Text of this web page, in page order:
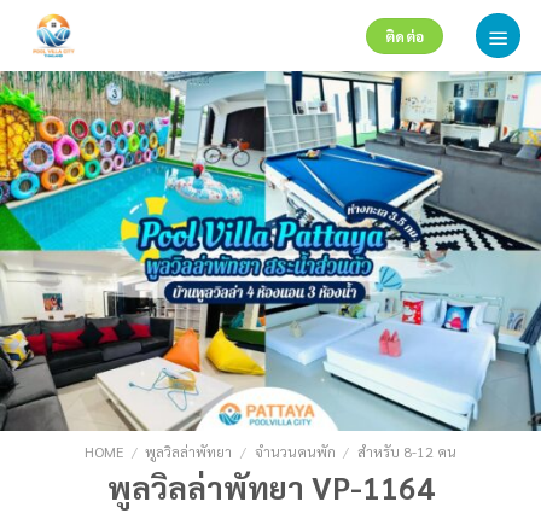
content
ติดต่อ
HOME / พูลวิลล่าพัทยา / จำนวนคนพัก / สำหรับ 8-12 คน
พูลวิลล่าพัทยา VP-1164